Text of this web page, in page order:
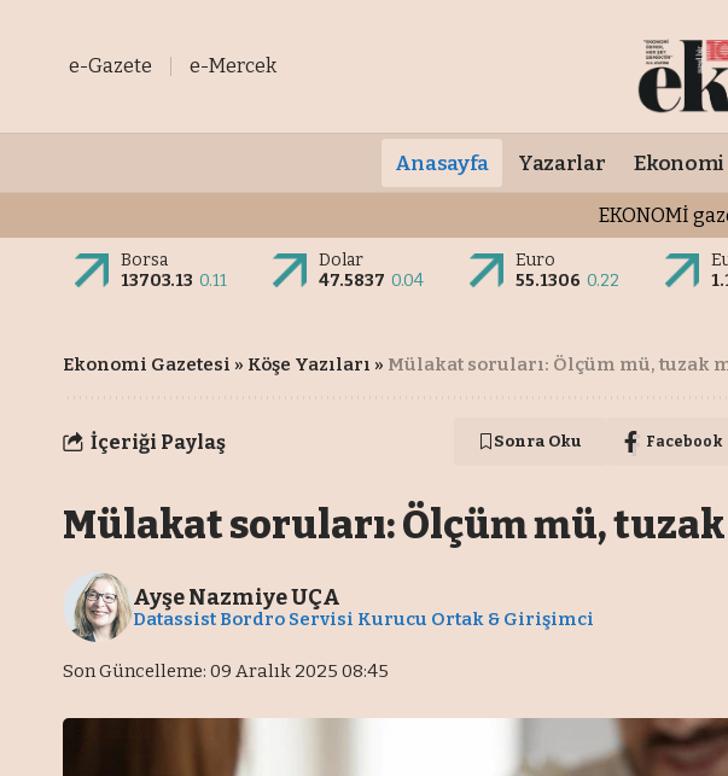
e-Gazete e-Mercek
Anasayfa Yazarlar Ekonomi
EKONOMİ
Borsa
13703.13 0.11
Dolar
47.5837 0.04
Euro
55.1306 0.22
Ekonomi Gazetesi » Köşe Yazıları » Mülakat soruları: Ölçüm mü, tuzak
İçeriği Paylaş Sonra Oku Facebook
Mülakat soruları: Ölçüm mü, tuzak
Son Güncelleme: 09 Aralık 2025 08:45
Ayşe Nazmiye UÇA
Datassist Bordro Servisi Kurucu Ortak & Girişimci